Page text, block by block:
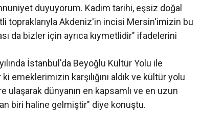
duyuyorum. Kadim tarihi, eşsiz doğal
topraklarıyla Akdeniz'in incisi Mersin'imizin bu
da bizler için ayrıca kıymetlidir" ifadelerini
İstanbul'da Beyoğlu Kültür Yolu ile
emeklerimizin karşılığını aldık ve kültür yolu
dünyanın en kapsamlı ve en uzun
biri haline gelmiştir" diye konuştu.